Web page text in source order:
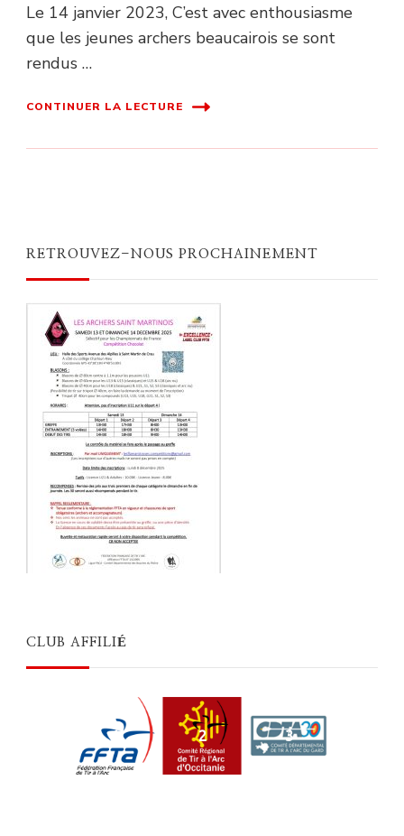
Le 14 janvier 2023, C’est avec enthousiasme
que les jeunes archers beaucairois se sont
rendus …
CONTINUER LA LECTURE
RETROUVEZ-NOUS PROCHAINEMENT
CLUB AFFILIÉ
1 2 3